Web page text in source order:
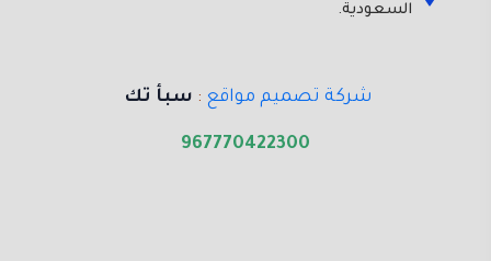
السعودية.
شركة تصميم مواقع : سبأ تك
967770422300